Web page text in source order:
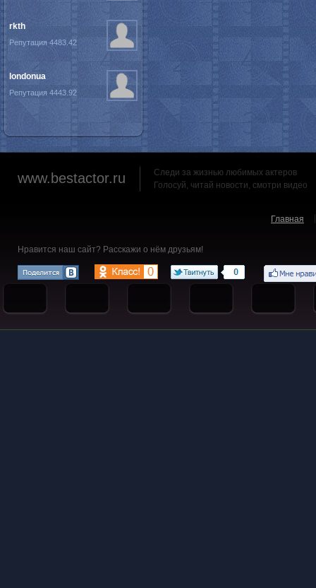
rkth
Репутация 4483.42
londonua
Репутация 4443.92
www.bestactor.ru
Следи за жизнью любимых актеров
Голосуй, читай новости, смотри видео
Главная
Нравится наш сайт? Расскажи о нём друзьям!